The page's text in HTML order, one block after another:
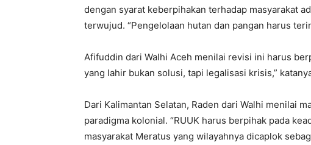
dengan syarat keberpihakan terhadap masyarakat
terwujud. “Pengelolaan hutan dan pangan harus
Afifuddin dari Walhi Aceh menilai revisi ini harus
yang lahir bukan solusi, tapi legalisasi krisis,”
Dari Kalimantan Selatan, Raden dari Walhi menilai
paradigma kolonial. “RUUK harus berpihak pada
masyarakat Meratus yang wilayahnya dicaplok